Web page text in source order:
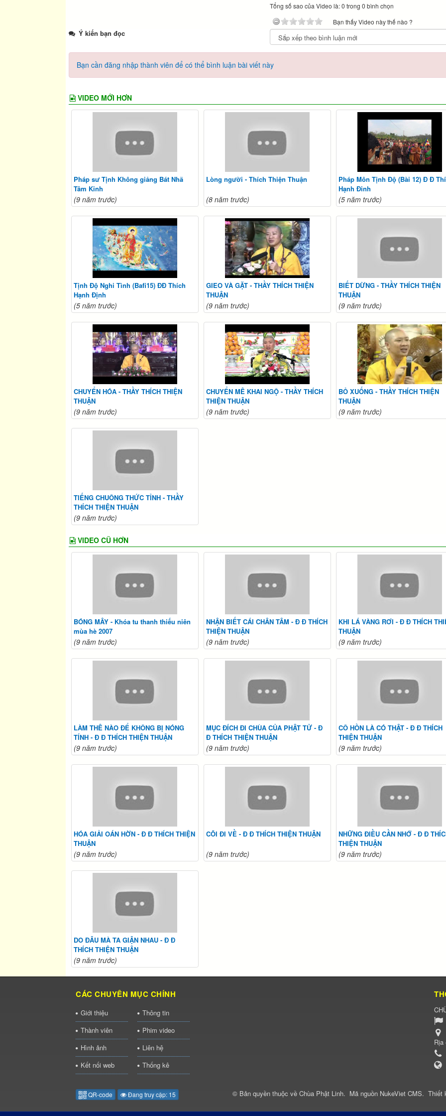
Tổng số sao của Video là: 0 trong 0 bình chọn
Bạn thấy Video này thế nào ?
Ý kiến bạn đọc
Bạn cần đăng nhập thành viên để có thể bình luận bài viết này
VIDEO MỚI HƠN
Pháp sư Tịnh Không giảng Bát Nhã
Tâm Kinh
(9 năm trước)
Lòng người - Thích Thiện Thuận
(8 năm trước)
Pháp Môn Tịnh Độ (Bài 12) Đ Đ
Hạnh Đinh
(5 năm trước)
Tịnh Độ Nghi Tình (Bafi15) ĐĐ Thích
Hạnh Định
(5 năm trước)
GIEO VÀ GẶT - THẦY THÍCH THIỆN
THUẬN
(9 năm trước)
BIẾT DỪNG - THẦY THÍCH THIỆN
THUẬN
(9 năm trước)
CHUYỂN HÓA - THẦY THÍCH THIỆN
THUẬN
(9 năm trước)
CHUYỂN MÊ KHAI NGỘ - THẦY THÍCH
THIỆN THUẬN
(9 năm trước)
BỎ XUỐNG - THẦY THÍCH THIỆN
THUẬN
(9 năm trước)
TIẾNG CHUÔNG THỨC TỈNH - THẦY
THÍCH THIỆN THUẬN
(9 năm trước)
VIDEO CŨ HƠN
BÓNG MÂY - Khóa tu thanh thiếu niên
mùa hè 2007
(9 năm trước)
NHẬN BIẾT CÁI CHÂN TÂM - Đ Đ THÍCH
THIỆN THUẬN
(9 năm trước)
KHI LÁ VÀNG RƠI - Đ Đ THÍCH
THUẬN
(9 năm trước)
LÀM THÊ NÀO ĐỂ KHÔNG BỊ NÓNG
TÍNH - Đ Đ THÍCH THIỆN THUẬN
(9 năm trước)
MỤC ĐÍCH ĐI CHÙA CỦA PHẬT TỬ - Đ
Đ THÍCH THIỆN THUẬN
(9 năm trước)
CÔ HỒN LÀ CÓ THẬT - Đ Đ THÍCH
THIỆN THUẬN
(9 năm trước)
HÓA GIẢI OÁN HỜN - Đ Đ THÍCH THIỆN
THUẬN
(9 năm trước)
CÕI ĐI VỀ - Đ Đ THÍCH THIỆN THUẬN
(9 năm trước)
NHỮNG ĐIỀU CẦN NHỚ - Đ Đ
THIỆN THUẬN
(9 năm trước)
DO ĐÂU MÀ TA GIẬN NHAU - Đ Đ
THÍCH THIỆN THUẬN
(9 năm trước)
CÁC CHUYÊN MỤC CHÍNH
Giới thiệu
Thông tin
Thành viên
Phim video
Hình ảnh
Liên hệ
Kết nối web
Thống kê
Rịa
QR-code Đang truy cập: 15 © Bản quyền thuộc về Chùa Phật Linh. Mã nguồn NukeViet CMS. Thiết